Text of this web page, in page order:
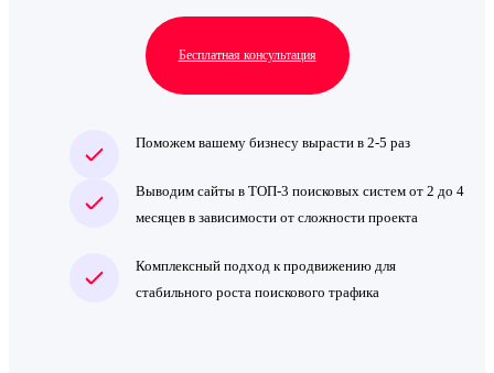
Поможем вашему бизнесу вырасти в 2-5 раз
Выводим сайты в ТОП-3 поисковых систем от 2 до 4
месяцев в зависимости от сложности проекта
Комплексный подход к продвижению для
стабильного роста поискового трафика
Бесплатная консультация